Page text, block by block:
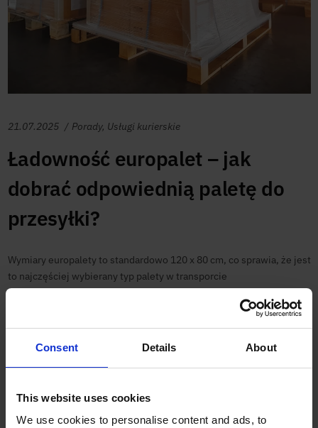
Consent Details About
This website uses cookies
We use cookies to personalise content and ads, to
21.07.2025 Porady, Usługi kurierskie
Ładowność europalet – jak
dobrać odpowiednią paletę do
przesyłki?
Wymiary europalety to standardowo 120 x 80 cm, co sprawia, że jest
to najczęściej wybierany typ palety w transporcie
międzynarodowym. Należy jednak pamiętać, że nie tylko wymiary
europalety są tu ważne. Pakowanie towarów na paletach ...
Read more